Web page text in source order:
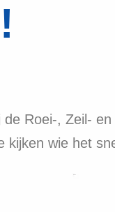
Roei-, Zeil-
wie het